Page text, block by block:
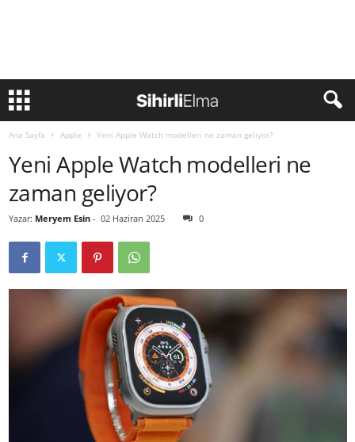
Ana Sayfa Apple Yeni Apple Watch modelleri ne zaman geliyor?
Yeni Apple Watch modelleri ne
zaman geliyor?
Yazar: Meryem Esin - 02 Haziran 2025 0